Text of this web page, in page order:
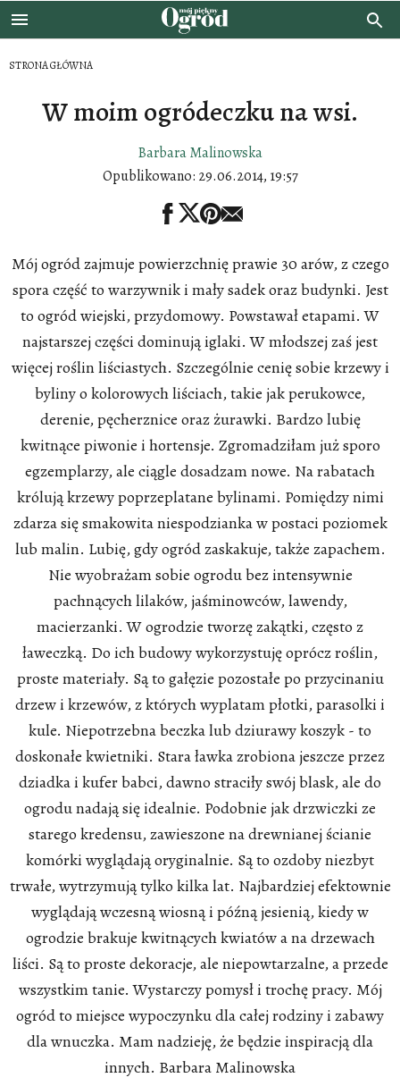
STRONA GŁÓWNA
W moim ogródeczku na wsi.
Barbara Malinowska
Opublikowano: 29.06.2014, 19:57
Mój ogród zajmuje powierzchnię prawie 30 arów, z czego
spora część to warzywnik i mały sadek oraz budynki. Jest
to ogród wiejski, przydomowy. Powstawał etapami. W
najstarszej części dominują iglaki. W młodszej zaś jest
więcej roślin liściastych. Szczególnie cenię sobie krzewy i
byliny o kolorowych liściach, takie jak perukowce,
derenie, pęcherznice oraz żurawki. Bardzo lubię
kwitnące piwonie i hortensje. Zgromadziłam już sporo
egzemplarzy, ale ciągle dosadzam nowe. Na rabatach
królują krzewy poprzeplatane bylinami. Pomiędzy nimi
zdarza się smakowita niespodzianka w postaci poziomek
lub malin. Lubię, gdy ogród zaskakuje, także zapachem.
Nie wyobrażam sobie ogrodu bez intensywnie
pachnących lilaków, jaśminowców, lawendy,
macierzanki. W ogrodzie tworzę zakątki, często z
ławeczką. Do ich budowy wykorzystuję oprócz roślin,
proste materiały. Są to gałęzie pozostałe po przycinaniu
drzew i krzewów, z których wyplatam płotki, parasolki i
kule. Niepotrzebna beczka lub dziurawy koszyk - to
doskonałe kwietniki. Stara ławka zrobiona jeszcze przez
dziadka i kufer babci, dawno straciły swój blask, ale do
ogrodu nadają się idealnie. Podobnie jak drzwiczki ze
starego kredensu, zawieszone na drewnianej ścianie
komórki wyglądają oryginalnie. Są to ozdoby niezbyt
trwałe, wytrzymują tylko kilka lat. Najbardziej efektownie
wyglądają wczesną wiosną i późną jesienią, kiedy w
ogrodzie brakuje kwitnących kwiatów a na drzewach
liści. Są to proste dekoracje, ale niepowtarzalne, a przede
wszystkim tanie. Wystarczy pomysł i trochę pracy. Mój
ogród to miejsce wypoczynku dla całej rodziny i zabawy
dla wnuczka. Mam nadzieję, że będzie inspiracją dla
innych. Barbara Malinowska